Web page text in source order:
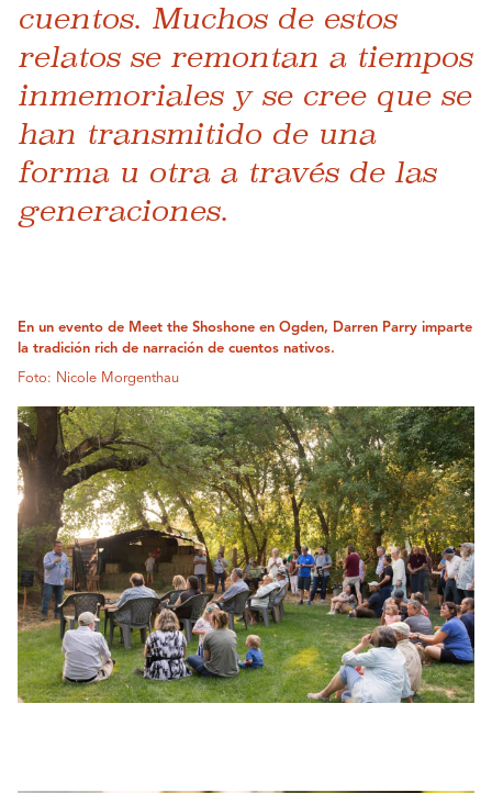
cuentos. Muchos de estos
relatos se remontan a tiempos
inmemoriales y se cree que se
han transmitido de una
forma u otra a través de las
generaciones.
En un evento de Meet the Shoshone en Ogden, Darren Parry imparte
la tradición rich de narración de cuentos nativos.
Foto: Nicole Morgenthau